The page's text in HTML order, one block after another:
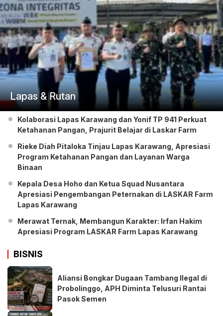
Lapas & Rutan
Kolaborasi Lapas Karawang dan Yonif TP 941 Perkuat
Ketahanan Pangan, Prajurit Belajar di Laskar Farm
Rieke Diah Pitaloka Tinjau Lapas Karawang, Apresiasi
Program Ketahanan Pangan dan Layanan Warga
Binaan
Kepala Desa Hoho dan Ketua Squad Nusantara
Apresiasi Pengembangan Peternakan di LASKAR Farm
Lapas Karawang
Merawat Ternak, Membangun Karakter: Irfan Hakim
Apresiasi Program LASKAR Farm Lapas Karawang
BISNIS
Aliansi Bongkar Dugaan Tambang Ilegal di
Probolinggo, APH Diminta Telusuri Rantai
Pasok Semen